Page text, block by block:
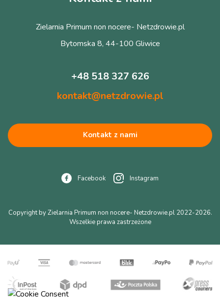
Zielarnia Primum non nocere- Netzdrowie.pl
Bytomska 8, 44-100 Gliwice
+48 518 327 626
kontakt@netzdrowie.pl
Kontakt z nami
Facebook Instagram
Copyright by Zielarnia Primum non nocere- Netzdrowie.pl 2022-2026.
Wszelkie prawa zastrzeżone